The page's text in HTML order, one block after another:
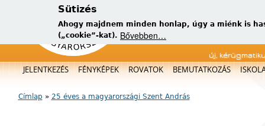
Sütizés
Ahogy majdnem minden honlap, úgy a miénk is
(„cookie”-kat). Bővebben…
új,
Főmenü
JELENTKEZÉS FÉNYKÉPEK ROVATOK BEMUTATKOZÁS
Jelenlegi hely
Címlap » 25 éves a magyarországi Szent András